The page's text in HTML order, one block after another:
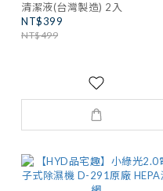
清潔液(台灣製造) 2入
NT$399
NT$499